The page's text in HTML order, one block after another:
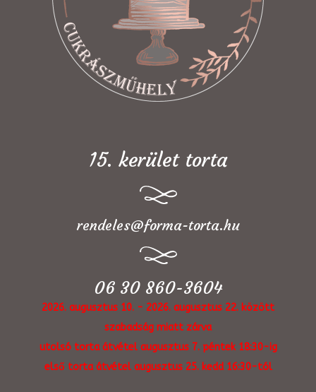
15. kerület torta
rendeles@forma-torta.hu
06 30 860-3604
2026. augusztus 10. - 2026. augusztus 22. között
szabadság miatt zárva
utolsó torta átvétel augusztus 7. péntek 18:30-ig
első torta átvétel augusztus 25. kedd 16:30-tól